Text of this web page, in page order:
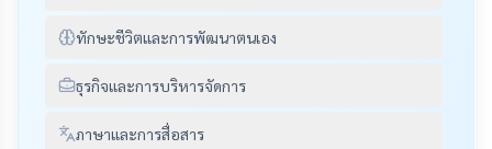
ทักษะชีวิตและการพัฒนาตนเอง
ธุรกิจและการบริหารจัดการ
ภาษาและการสื่อสาร